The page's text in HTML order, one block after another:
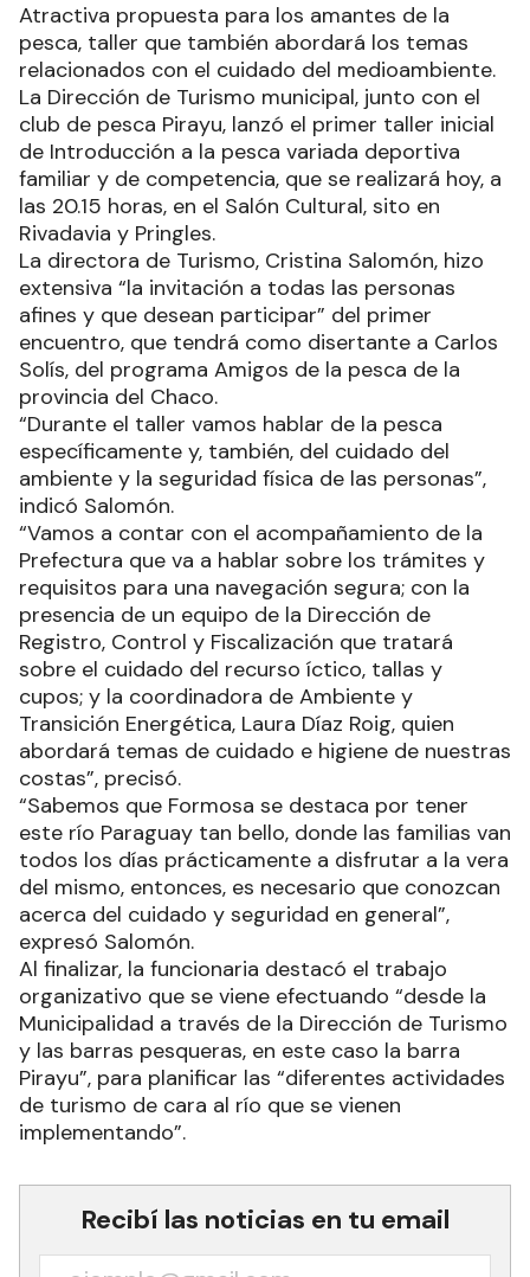
Atractiva propuesta para los amantes de la
pesca, taller que también abordará los temas
relacionados con el cuidado del medioambiente.
La Dirección de Turismo municipal, junto con el
club de pesca Pirayu, lanzó el primer taller inicial
de Introducción a la pesca variada deportiva
familiar y de competencia, que se realizará hoy, a
las 20.15 horas, en el Salón Cultural, sito en
Rivadavia y Pringles.
La directora de Turismo, Cristina Salomón, hizo
extensiva “la invitación a todas las personas
afines y que desean participar” del primer
encuentro, que tendrá como disertante a Carlos
Solís, del programa Amigos de la pesca de la
provincia del Chaco.
“Durante el taller vamos hablar de la pesca
específicamente y, también, del cuidado del
ambiente y la seguridad física de las personas”,
indicó Salomón.
“Vamos a contar con el acompañamiento de la
Prefectura que va a hablar sobre los trámites y
requisitos para una navegación segura; con la
presencia de un equipo de la Dirección de
Registro, Control y Fiscalización que tratará
sobre el cuidado del recurso íctico, tallas y
cupos; y la coordinadora de Ambiente y
Transición Energética, Laura Díaz Roig, quien
abordará temas de cuidado e higiene de nuestras
costas”, precisó.
“Sabemos que Formosa se destaca por tener
este río Paraguay tan bello, donde las familias van
todos los días prácticamente a disfrutar a la vera
del mismo, entonces, es necesario que conozcan
acerca del cuidado y seguridad en general”,
expresó Salomón.
Al finalizar, la funcionaria destacó el trabajo
organizativo que se viene efectuando “desde la
Municipalidad a través de la Dirección de Turismo
y las barras pesqueras, en este caso la barra
Pirayu”, para planificar las “diferentes actividades
de turismo de cara al río que se vienen
implementando”.
Recibí las noticias en tu email